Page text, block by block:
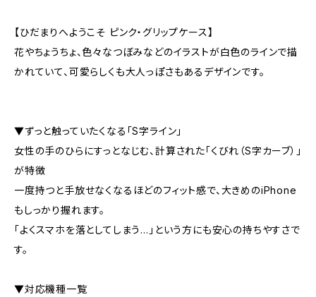
【ひだまりへようこそ ピンク・グリップケース】
花やちょうちょ、色々なつぼみなどのイラストが白色のラインで描
かれていて、可愛らしくも大人っぽさもあるデザインです。
▼ずっと触っていたくなる「S字ライン」
女性の手のひらにすっとなじむ、計算された「くびれ（S字カーブ）」
が特徴
一度持つと手放せなくなるほどのフィット感で、大きめのiPhone
もしっかり握れます。
「よくスマホを落としてしまう…」という方にも安心の持ちやすさで
す。
▼対応機種一覧